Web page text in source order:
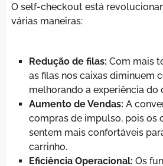
O self-checkout está
várias maneiras:
Redução de filas: Com mais
as filas nos caixas diminuem
melhorando a experiência do
Aumento de Vendas: A
compras de impulso, pois os
sentem mais confortáveis
carrinho.
Eficiência Operacional: Os